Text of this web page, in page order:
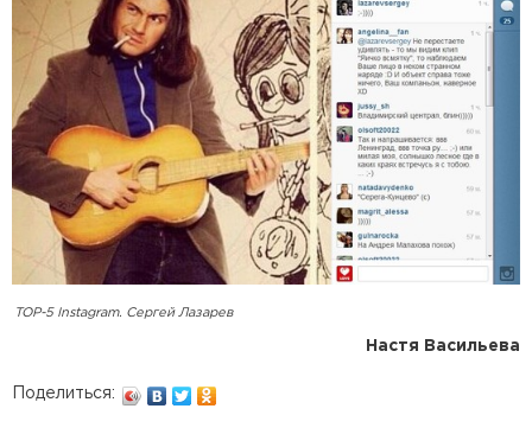
TOP-5 Instagram. Сергей Лазарев
Настя Васильева
Поделиться: